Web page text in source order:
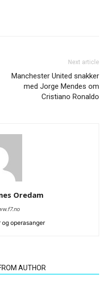
Next article
Manchester United snakker
med Jorge Mendes om
Cristiano Ronaldo
Oredam
og operasanger
AUTHOR